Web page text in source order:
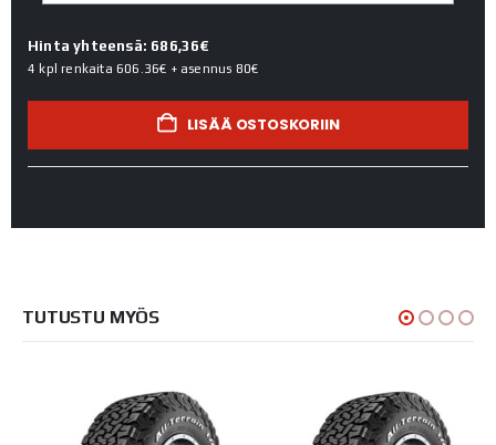
Hinta yhteensä: 686,36€
4 kpl renkaita 606.36€ + asennus 80€
LISÄÄ OSTOSKORIIN
TUTUSTU MYÖS